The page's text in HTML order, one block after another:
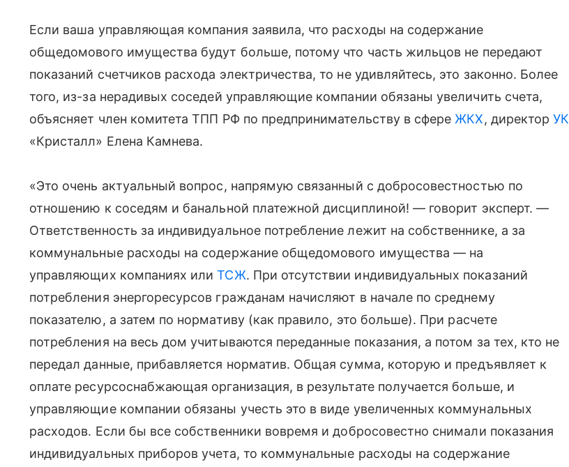
Если ваша управляющая компания заявила, что расходы на содержание
общедомового имущества будут больше, потому что часть жильцов не передают
показаний счетчиков расхода электричества, то не удивляйтесь, это законно. Более
того, из-за нерадивых соседей управляющие компании обязаны увеличить счета,
объясняет член комитета ТПП РФ по предпринимательству в сфере ЖКХ, директорУК
«Кристалл» Елена Камнева.
«Это очень актуальный вопрос, напрямую связанный с добросовестностью по
отношению к соседям и банальной платежной дисциплиной! — говорит эксперт. —
Ответственность за индивидуальное потребление лежит на собственнике, а за
коммунальные расходы на содержание общедомового имущества — на
управляющих компаниях илиТСЖ. При отсутствии индивидуальных показаний
потребления энергоресурсов гражданам начисляют в начале по среднему
показателю, а затем по нормативу (как правило, это больше). При расчете
потребления на весь дом учитываются переданные показания, а потом за тех, кто не
передал данные, прибавляется норматив. Общая сумма, которую и предъявляет к
оплате ресурсоснабжающая организация, в результате получается больше, и
управляющие компании обязаны учесть это в виде увеличенных коммунальных
расходов. Если бы все собственники вовремя и добросовестно снимали показания
индивидуальных приборов учета, то коммунальные расходы на содержание